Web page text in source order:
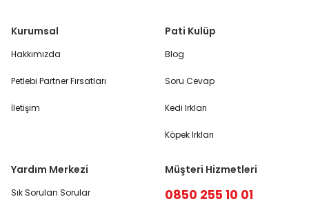
Kurumsal
Hakkımızda
Petlebi Partner Fırsatları
İletişim
Pati Kulüp
Blog
Soru Cevap
Kedi Irkları
Köpek Irkları
Yardım Merkezi
Sık Sorulan Sorular
Müşteri Hizmetleri
0850 255 10 01